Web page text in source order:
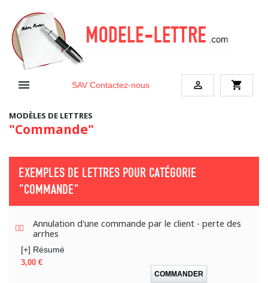
 SAV Contactez-nous  shopping_cart
MODÈLES DE LETTRES
"Commande"
EXEMPLES DE LETTRES POUR CATÉGORIE
"COMMANDE"
Annulation d'une commande par le client - perte des
arrhes
[+] Résumé
Prix
3,00 €
COMMANDER